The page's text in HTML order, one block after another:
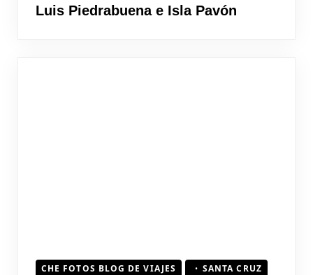
Luis Piedrabuena e Isla Pavón
CHE FOTOS BLOG DE VIAJES SANTA CRUZ